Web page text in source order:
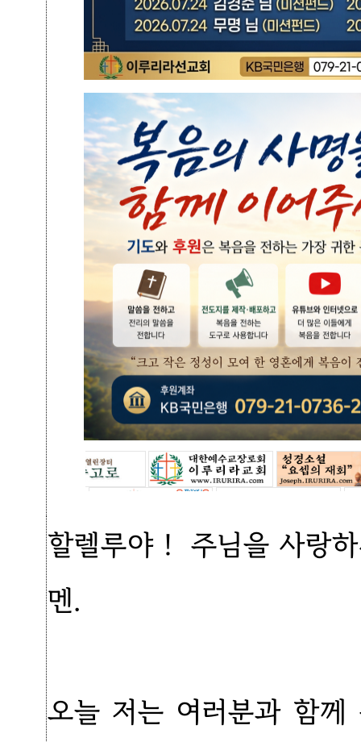
할렐루야！ 주님을 사랑
멘.
오늘 저는 여러분과 함